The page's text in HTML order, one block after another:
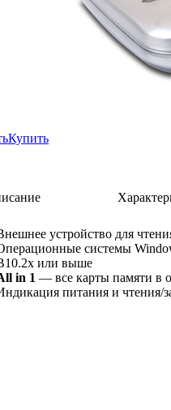
Купить
устройство для
системы
или выше
in 1 — все карты памяти в
питания и чтения/